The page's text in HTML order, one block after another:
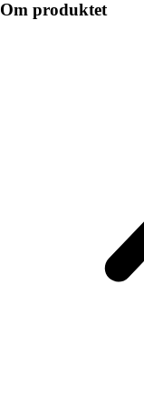
Om produktet